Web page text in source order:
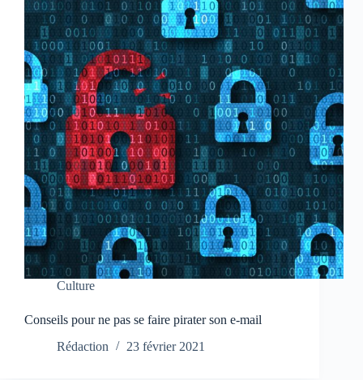
Culture
Conseils pour ne pas se faire pirater son e-mail
Rédaction
23 février 2021